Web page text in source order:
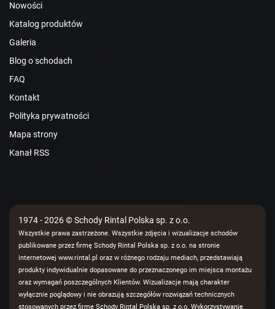
Nowości
Katalog produktów
Galeria
Blog o schodach
FAQ
Kontakt
Polityka prywatności
Mapa strony
Kanał RSS
1974 - 2026 © Schody Rintal Polska sp. z o.o.
Wszystkie prawa zastrzeżone. Wszystkie zdjęcia i wizualizacje schodów
publikowane przez firmę Schody Rintal Polska sp. z o.o. na stronie
internetowej www.rintal.pl oraz w różnego rodzaju mediach, przedstawiają
produkty indywidualnie dopasowane do przeznaczonego im miejsca montażu
oraz wymagań poszczególnych Klientów. Wizualizacje mają charakter
wyłącznie poglądowy i nie obrazują szczegółów rozwiązań technicznych
stosowanych przez firmę Schody Rintal Polska sp. z o.o. Wykorzystywanie